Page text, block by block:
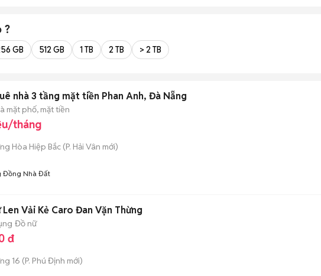
?
GB 512 GB 1 TB 2 TB > 2 TB
nhà 3 tầng mặt tiền Phan Anh, Đà Nẵng
mặt phố, mặt tiền
tháng
Hòa Hiệp Bắc (P. Hải Vân mới)
Đồng Nhà Đất
Len Vải Kẻ Caro Đan Vặn Thừng
Đồ nữ
đ
16 (P. Phú Định mới)